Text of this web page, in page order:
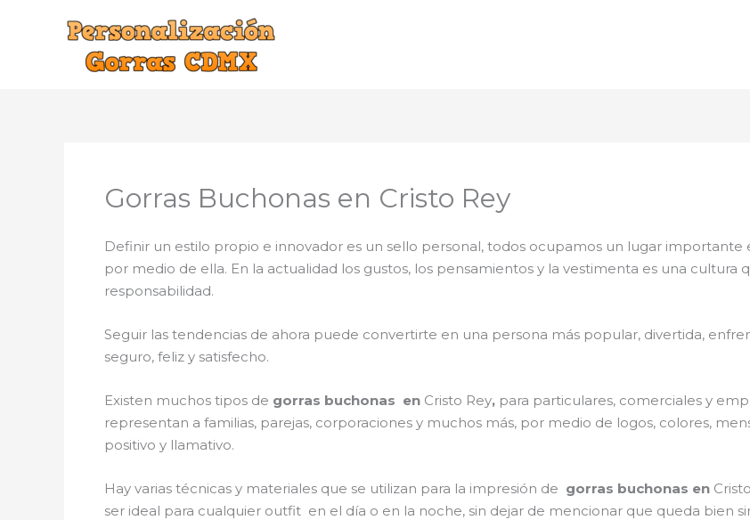
Gorras Buchonas en Cristo Rey
Definir un estilo propio e innovador es un sello personal, todos ocupamos un lugar
por medio de ella. En la actualidad los gustos, los pensamientos y la vestimenta es una cultura
responsabilidad.
Seguir las tendencias de ahora puede convertirte en una persona más popular, divertida,
seguro, feliz y satisfecho.
Existen muchos tipos de gorras buchonas en Cristo Rey, para particulares, comerciales y
representan a familias, parejas, corporaciones y muchos más, por medio de logos, colores,
positivo y llamativo.
Hay varias técnicas y materiales que se utilizan para la impresión de gorras buchonas en
ser ideal para cualquier outfit en el día o en la noche, sin dejar de mencionar que queda bien